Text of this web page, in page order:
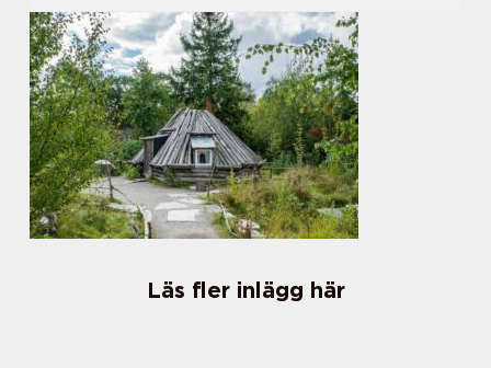
Läs fler inlägg här